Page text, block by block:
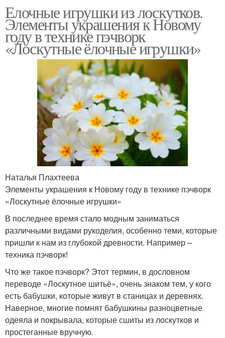
Елочные игрушки из лоскутков.
Элементы украшения к Новому
году в технике пэчворк
«Лоскутные ёлочные игрушки»
Наталья Плахтеева
Элементы украшения к Новому году в технике пэчворк
«Лоскутные ёлочные игрушки»
В последнее время стало модным заниматься
различными видами рукоделия, особенно теми, которые
пришли к нам из глубокой древности. Например –
техника пэчворк!
Что же такое пэчворк? Этот термин, в дословном
переводе «Лоскутное шитьё», очень знаком тем, у кого
есть бабушки, которые живут в станицах и деревнях.
Наверное, многие помнят бабушкины разноцветные
одеяла и покрывала, которые сшиты из лоскутков и
простеганные вручную.